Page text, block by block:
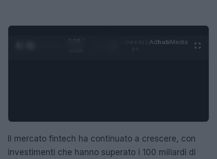
0:29 /
AdhubMedia
Il mercato fintech ha continuato a crescere, con
investimenti che hanno superato i 100 miliardi di